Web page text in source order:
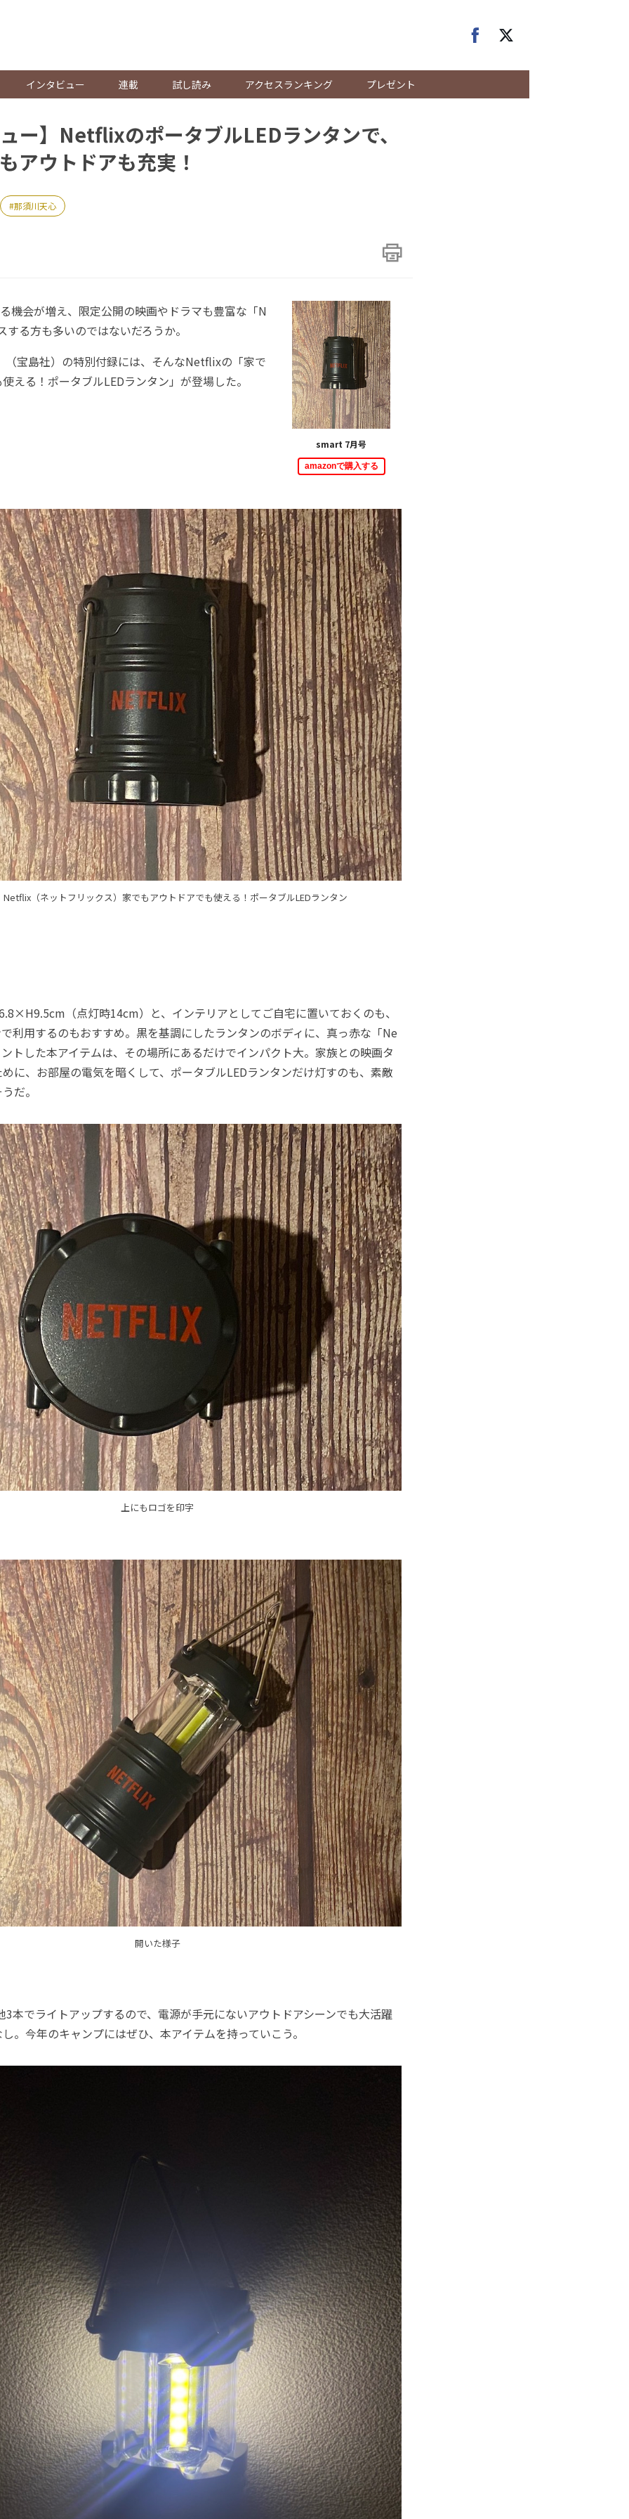
インタビュー 連載 試し読み アクセスランキング プレゼント
ー】NetflixのポータブルLEDランタンで、
アウトドアも充実！
那須川天心
smart 7月号
amazonで購入する
会が増え、限定公開の映画やドラマも豊富な「N
る方も多いのではないだろうか。
宝島社）の特別付録には、そんなNetflixの「家で
える！ポータブルLEDランタン」が登場した。
Netflix（ネットフリックス）家でもアウトドアでも使える！ポータブルLEDランタン
（点灯時14cm）と、インテリアとしてご自宅に置いておくのも、
利用するのもおすすめ。黒を基調にしたランタンのボディに、真っ赤な「Ne
トした本アイテムは、その場所にあるだけでインパクト大。家族との映画タ
に、お部屋の電気を暗くして、ポータブルLEDランタンだけ灯すのも、素敵
だ。
上にもロゴを印字
開いた様子
本でライトアップするので、電源が手元にないアウトドアシーンでも大活躍
。今年のキャンプにはぜひ、本アイテムを持っていこう。